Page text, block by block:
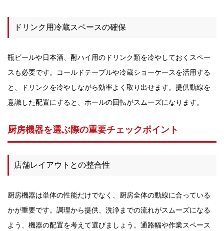
ドリンク用冷蔵スペースの確保
瓶ビールや日本酒、酎ハイ用のドリンク類を冷やしておくスペー
スも必要です。コールドテーブルや冷蔵ショーケースを活用する
と、ドリンクを冷やしながら効率よく取り出せます。提供動線を
意識した配置にすると、ホールの回転がスムーズになります。
厨房機器を選ぶ際の重要チェックポイント
店舗レイアウトとの整合性
厨房機器は単体の性能だけでなく、厨房全体の動線に合っている
かが重要です。調理から提供、洗浄までの流れがスムーズになる
よう、機器の配置を考えて選びましょう。通路幅や作業スペース